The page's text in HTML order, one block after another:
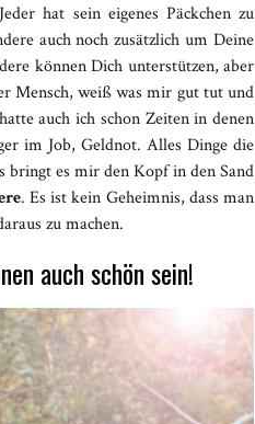
hat sein eigenes Päckchen zu
auch noch zusätzlich um Deine
können Dich unterstützen, aber
Mensch, weiß was mir gut tut und
auch ich schon Zeiten in denen
im Job, Geldnot. Alles Dinge die
bringt es mir den Kopf in den Sand
. Es ist kein Geheimnis, dass man
zu machen.
auch schön sein!